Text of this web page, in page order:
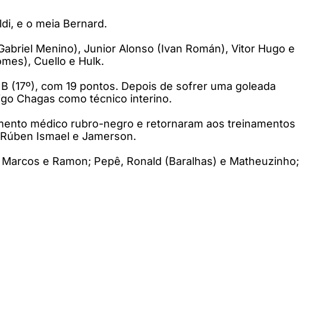
e o meia Bernard.
Menino), Junior Alonso (Ivan Román), Vitor Hugo e
Cuello e Hulk.
(17º), com 19 pontos. Depois de sofrer uma goleada
Chagas como técnico interino.
médico rubro-negro e retornaram aos treinamentos
Ismael e Jamerson.
e Ramon; Pepê, Ronald (Baralhas) e Matheuzinho;